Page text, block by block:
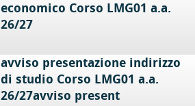
economico Corso LMG01 a.a.
26/27
avviso presentazione indirizzo
di studio Corso LMG01 a.a.
26/27avviso present